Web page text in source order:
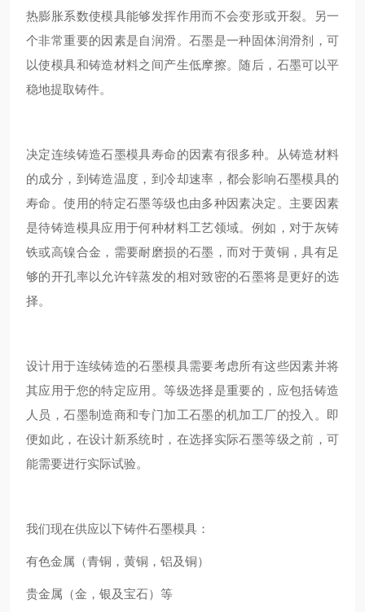
热膨胀系数使模具能够发挥作用而不会变形或开裂。另一
个非常重要的因素是自润滑。石墨是一种固体润滑剂，可
以使模具和铸造材料之间产生低摩擦。随后，石墨可以平
稳地提取铸件。
决定连续铸造石墨模具寿命的因素有很多种。从铸造材料
的成分，到铸造温度，到冷却速率，都会影响石墨模具的
寿命。使用的特定石墨等级也由多种因素决定。主要因素
是待铸造模具应用于何种材料工艺领域。例如，对于灰铸
铁或高镍合金，需要耐磨损的石墨，而对于黄铜，具有足
够的开孔率以允许锌蒸发的相对致密的石墨将是更好的选
择。
设计用于连续铸造的石墨模具需要考虑所有这些因素并将
其应用于您的特定应用。等级选择是重要的，应包括铸造
人员，石墨制造商和专门加工石墨的机加工厂的投入。即
便如此，在设计新系统时，在选择实际石墨等级之前，可
能需要进行实际试验。
我们现在供应以下铸件石墨模具：
有色金属（青铜，黄铜，铝及铜）
贵金属（金，银及宝石）等